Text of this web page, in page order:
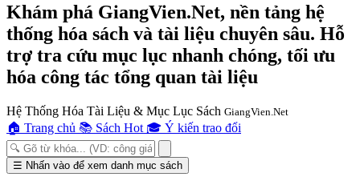
Khám phá GiangVien.Net, nền tảng hệ
thống hóa sách và tài liệu chuyên sâu. Hỗ
trợ tra cứu mục lục nhanh chóng, tối ưu
hóa công tác tổng quan tài liệu
Hệ Thống Hóa Tài Liệu & Mục Lục Sách GiangVien.Net
🏠 Trang chủ 📚 Sách Hot 🎓 Ý kiến trao đổi
Toggle
navigation
☰ Nhấn vào để xem danh mục sách